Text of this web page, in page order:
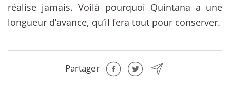
réalise jamais. Voilà pourquoi Quintana a une
longueur d’avance, qu’il fera tout pour conserver.
Partager